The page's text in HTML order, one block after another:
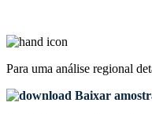
Para uma análise regional
Baixar